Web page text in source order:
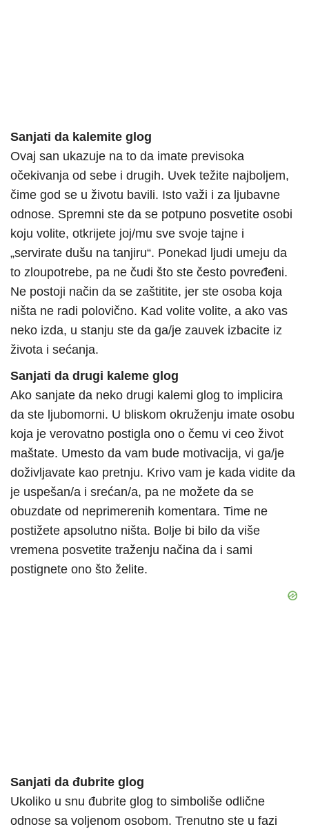
Sanjati da kalemite glog
Ovaj san ukazuje na to da imate previsoka
očekivanja od sebe i drugih. Uvek težite najboljem,
čime god se u životu bavili. Isto važi i za ljubavne
odnose. Spremni ste da se potpuno posvetite osobi
koju volite, otkrijete joj/mu sve svoje tajne i
„servirate dušu na tanjiru“. Ponekad ljudi umeju da
to zloupotrebe, pa ne čudi što ste često povređeni.
Ne postoji način da se zaštitite, jer ste osoba koja
ništa ne radi polovično. Kad volite volite, a ako vas
neko izda, u stanju ste da ga/je zauvek izbacite iz
života i sećanja.
Sanjati da drugi kaleme glog
Ako sanjate da neko drugi kalemi glog to implicira
da ste ljubomorni. U bliskom okruženju imate osobu
koja je verovatno postigla ono o čemu vi ceo život
maštate. Umesto da vam bude motivacija, vi ga/je
doživljavate kao pretnju. Krivo vam je kada vidite da
je uspešan/a i srećan/a, pa ne možete da se
obuzdate od neprimerenih komentara. Time ne
postižete apsolutno ništa. Bolje bi bilo da više
vremena posvetite traženju načina da i sami
postignete ono što želite.
Sanjati da đubrite glog
Ukoliko u snu đubrite glog to simboliše odlične
odnose sa voljenom osobom. Trenutno ste u fazi